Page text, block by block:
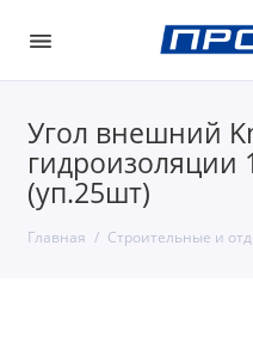
Угол внешний
гидроизоляции
(уп.25шт)
Главная Строительные и